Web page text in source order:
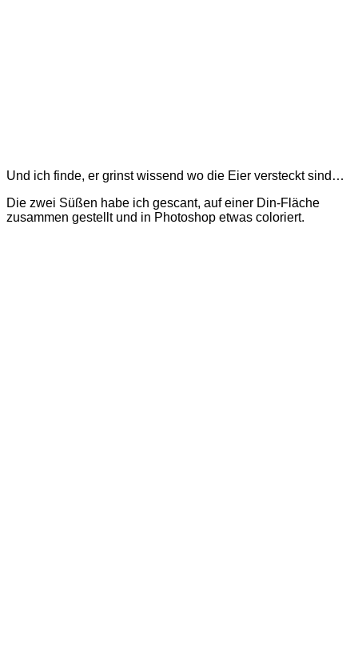
Und ich finde, er grinst wissend wo die Eier versteckt sind…
Die zwei Süßen habe ich gescant, auf einer Din-Fläche
zusammen gestellt und in Photoshop etwas coloriert.